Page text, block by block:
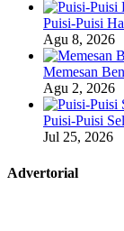
Puisi-Puisi
Agu 8, 2026
Memesan
Agu 2, 2026
Puisi-Puisi
Jul 25, 2026
Advertorial